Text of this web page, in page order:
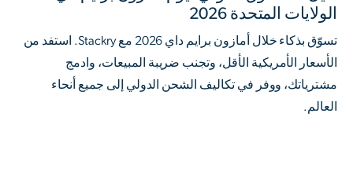
الولايات المتحدة 2026
تسوّق بذكاء خلال أمازون برايم داي 2026 مع Stackry. استفد من
الأسعار الأمريكية الأقل، وتجنب ضريبة المبيعات، وادمج
مشترياتك، ووفر في تكاليف الشحن الدولي إلى جميع أنحاء
العالم.